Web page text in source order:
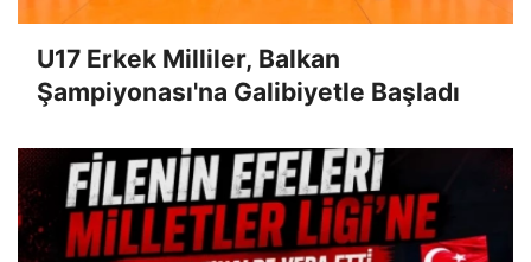
U17 Erkek Milliler, Balkan
Şampiyonası'na Galibiyetle Başladı